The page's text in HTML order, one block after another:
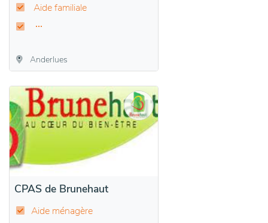
Aide familiale
Anderlues
CPAS de Brunehaut
Aide ménagère